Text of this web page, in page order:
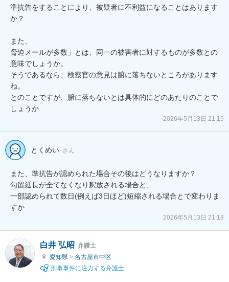
準抗告をすることにより、被疑者に不利益になることはあります
か？
また、
脅迫メールが多数」とは、同一の被害者に対するものが多数との
意味でしょうか。
そうであるなら、検察官の意見は腑に落ちないところがあります
ね。
とのことですが、腑に落ちないとは具体的にどのあたりのことで
しょうか
2026年5月13日 21:15
とくめい さん
また、準抗告が認められた場合その後はどうなりますか？
勾留延長が全てなくなり釈放される場合と、
一部認められて数日(例えば3日ほど)短縮される場合とで変わりま
すか
2026年5月13日 21:18
白井 弘昭 弁護士
愛知県 > 名古屋市中区
刑事事件に注力する弁護士